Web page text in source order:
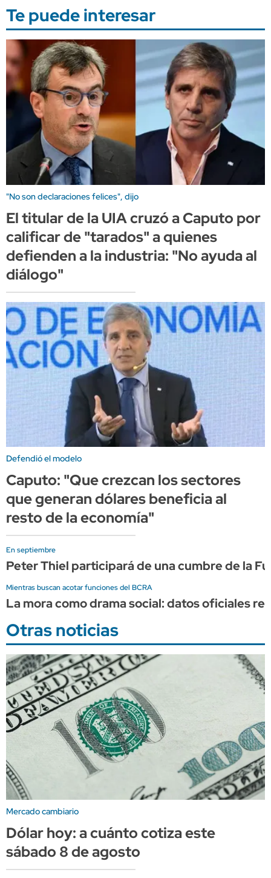
Te puede interesar
"No son declaraciones felices", dijo
El titular de la UIA cruzó a Caputo por
calificar de "tarados" a quienes
defienden a la industria: "No ayuda al
diálogo"
Defendió el modelo
Caputo: "Que crezcan los sectores
que generan dólares beneficia al
resto de la economía"
En septiembre
Peter Thiel participará de una cumbre de la
Mientras buscan acotar funciones del BCRA
La mora como drama social: datos oficiales
Otras noticias
Mercado cambiario
Dólar hoy: a cuánto cotiza este
sábado 8 de agosto